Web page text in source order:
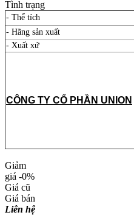
Tình trạng
- Thể tích
- Hãng sản xuất
- Xuất xứ
CÔNG TY CỔ PHẦN UNION
Giảm
giá -0%
Giá cũ
Giá bán
Liên hệ